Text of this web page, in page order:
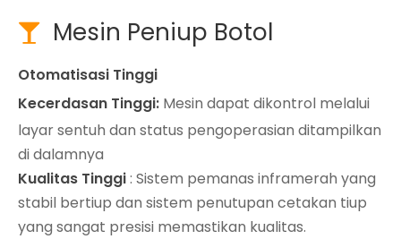
 Mesin Peniup Botol
Otomatisasi Tinggi
Kecerdasan Tinggi: Mesin dapat dikontrol melalui
layar sentuh dan status pengoperasian ditampilkan
di dalamnya
Kualitas Tinggi: Sistem pemanas inframerah yang
stabil bertiup dan sistem penutupan cetakan tiup
yang sangat presisi memastikan kualitas.